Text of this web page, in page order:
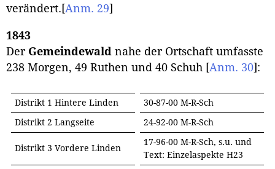
verändert. [Anm. 29]
1843
Der Gemeindewald nahe der Ortschaft umfasste
238 Morgen, 49 Ruthen und 40 Schuh [Anm. 30] :
Distrikt 1 Hintere Linden
30-87-00 M-R-Sch
Distrikt 2 Langseite
24-92-00 M-R-Sch
Distrikt 3 Vordere Linden
17-96-00 M-R-Sch, s.u. und
Text: Einzelaspekte H23